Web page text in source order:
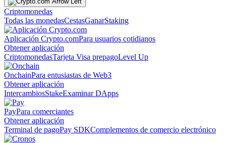
Criptomonedas
Todas las monedasCestasGanarStaking
Aplicación Crypto.comPara usuarios cotidianos
Obtener aplicación
CriptomonedasTarjeta Visa prepagoLevel Up
OnchainPara entusiastas de Web3
Obtener aplicación
IntercambiosStakeExaminar DApps
PayPara comerciantes
Obtener aplicación
Terminal de pagoPay SDKComplementos de comercio electrónico